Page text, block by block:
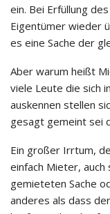
ein. Bei Erfüllung
Eigentümer wieder
es eine Sache der
Aber warum heißt
viele Leute die sich
auskennen stellen
gesagt gemeint sei
Ein großer Irrtum,
einfach Mieter,
gemieteten Sache
anderes als dass